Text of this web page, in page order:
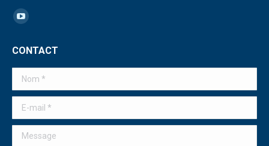
Trouvez nous sur :
La
YouTube
s'ouvre
nouvelle
fenêtre
CONTACT
Nom *
E-mail *
Message